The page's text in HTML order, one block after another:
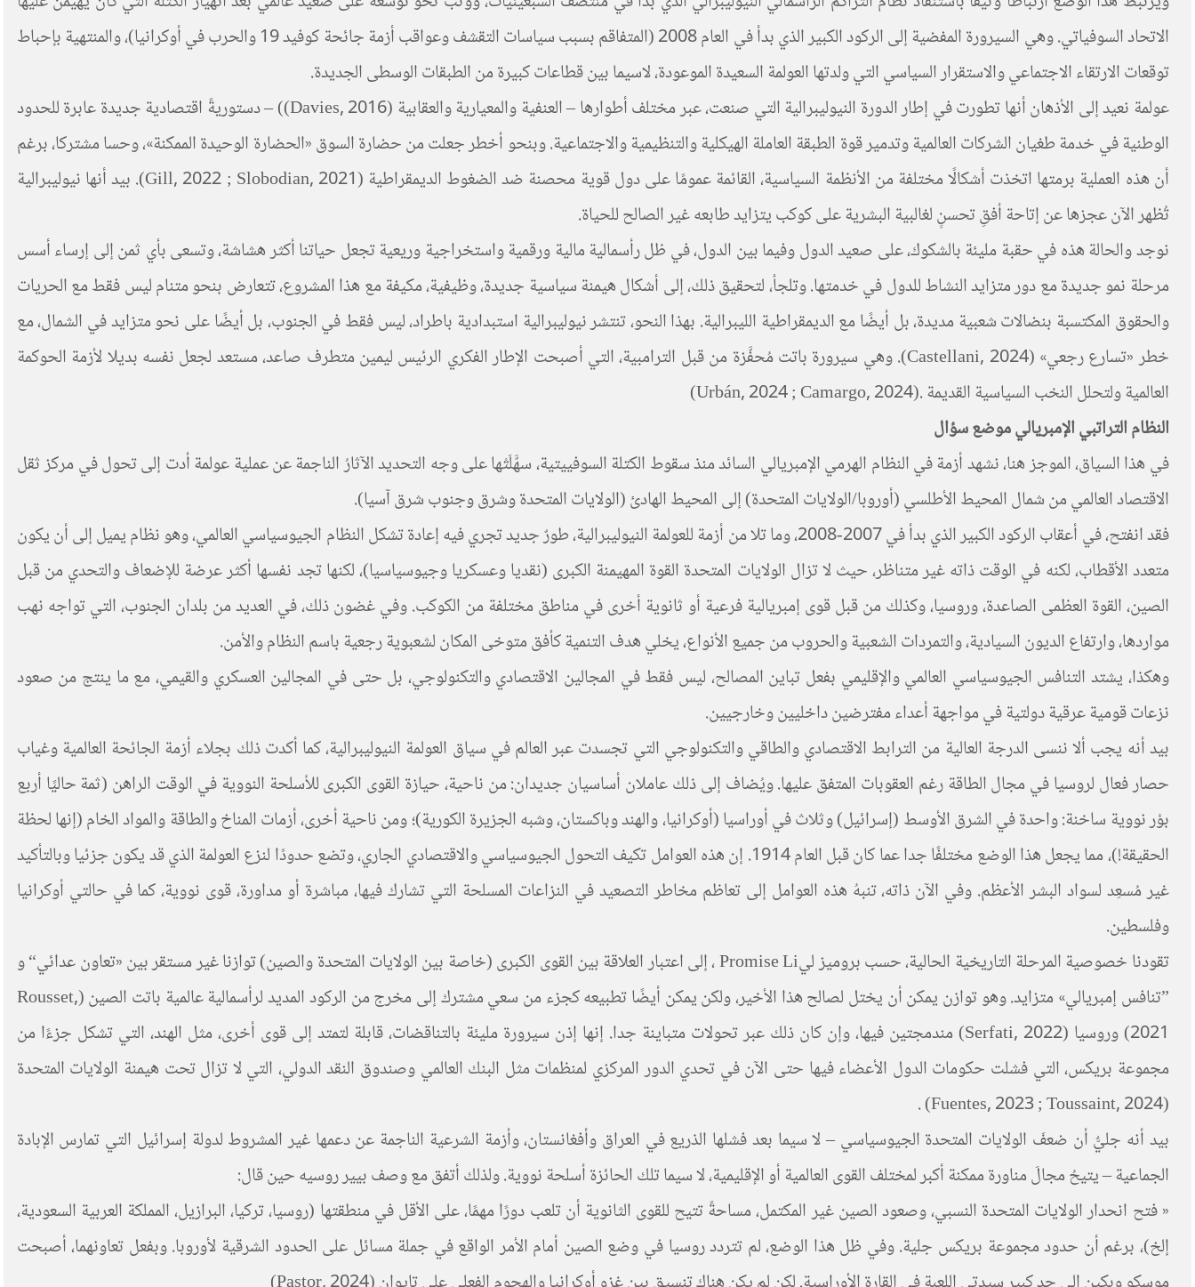
الاتحاد السوفياتي. وهي السيرورة المفضية إلى الركود الكبير الذي بدأ في العام 2008 (المتفاقم بسبب سياسات التقشف وعواقب أزمة جائحة كوفيد 19 والحرب في أوكرانيا)، والمنتهية بإحباط
توقعات الارتقاء الاجتماعي والاستقرار السياسي التي ولدتها العولمة السعيدة الموعودة، لاسيما بين قطاعات كبيرة من الطبقات الوسطى الجديدة.
عولمة نعيد إلى الأذهان أنها تطورت في إطار الدورة النيوليبرالية التي صنعت، عبر مختلف أطوارها – العنفية والمعيارية والعقابية (Davies, 2016)) – دستوريةً اقتصادية جديدة عابرة للحدود
الوطنية في خدمة طغيان الشركات العالمية وتدمير قوة الطبقة العاملة الهيكلية والتنظيمية والاجتماعية. وبنحو أخطر جعلت من حضارة السوق «الحضارة الوحيدة الممكنة»، وحسا مشتركا، برغم
أن هذه العملية برمتها اتخذت أشكالًا مختلفة من الأنظمة السياسية، القائمة عمومًا على دول قوية محصنة ضد الضغوط الديمقراطية (Gill, 2022 ; Slobodian, 2021). بيد أنها نيوليبرالية
تُظهر الآن عجزها عن إتاحة أفقِ تحسنٍ لغالبية البشرية على كوكب يتزايد طابعه غير الصالح للحياة.
نوجد والحالة هذه في حقبة مليئة بالشكوك، على صعيد الدول وفيما بين الدول، في ظل رأسمالية مالية ورقمية واستخراجية وريعية تجعل حياتنا أكثر هشاشة، وتسعى بأي ثمن إلى إرساء أسس
مرحلة نمو جديدة مع دور متزايد النشاط للدول في خدمتها. وتلجأ، لتحقيق ذلك، إلى أشكال هيمنة سياسية جديدة، وظيفية، مكيفة مع هذا المشروع، تتعارض بنحو متنام ليس فقط مع الحريات
والحقوق المكتسبة بنضالات شعبية مديدة، بل أيضًا مع الديمقراطية الليبرالية. بهذا النحو، تنتشر نيوليبرالية استبدادية باطراد، ليس فقط في الجنوب، بل أيضًا على نحو متزايد في الشمال، مع
خطر «تسارع رجعي» (Castellani, 2024). وهي سيرورة باتت مُحفَّزة من قبل الترامبية، التي أصبحت الإطار الفكري الرئيس ليمين متطرف صاعد، مستعد لجعل نفسه بديلا لأزمة الحوكمة
العالمية ولتحلل النخب السياسية القديمة .(Urbán, 2024 ; Camargo, 2024)
النظام التراتبي الإمبريالي موضع سؤال
في هذا السياق، الموجز هنا، نشهد أزمة في النظام الهرمي الإمبريالي السائد منذ سقوط الكتلة السوفييتية، سهَّلَتْها على وجه التحديد الآثارُ الناجمة عن عملية عولمة أدت إلى تحول في مركز ثقل
الاقتصاد العالمي من شمال المحيط الأطلسي (أوروبا/الولايات المتحدة) إلى المحيط الهادئ (الولايات المتحدة وشرق وجنوب شرق آسيا).
فقد انفتح، في أعقاب الركود الكبير الذي بدأ في 2007-2008، وما تلا من أزمة للعولمة النيوليبرالية، طورٌ جديد تجري فيه إعادة تشكل النظام الجيوسياسي العالمي، وهو نظام يميل إلى أن يكون
متعدد الأقطاب، لكنه في الوقت ذاته غير متناظر، حيث لا تزال الولايات المتحدة القوة المهيمنة الكبرى (نقديا وعسكريا وجيوسياسيا)، لكنها تجد نفسها أكثر عرضة للإضعاف والتحدي من قبل
الصين، القوة العظمى الصاعدة، وروسيا، وكذلك من قبل قوى إمبريالية فرعية أو ثانوية أخرى في مناطق مختلفة من الكوكب. وفي غضون ذلك، في العديد من بلدان الجنوب، التي تواجه نهب
مواردها، وارتفاع الديون السيادية، والتمردات الشعبية والحروب من جميع الأنواع، يخلي هدف التنمية كأفق متوخى المكان لشعبوية رجعية باسم النظام والأمن.
وهكذا، يشتد التنافس الجيوسياسي العالمي والإقليمي بفعل تباين المصالح، ليس فقط في المجالين الاقتصادي والتكنولوجي، بل حتى في المجالين العسكري والقيمي، مع ما ينتج من صعود
نزعات قومية عرقية دولتية في مواجهة أعداء مفترضين داخليين وخارجيين.
بيد أنه يجب ألا ننسى الدرجة العالية من الترابط الاقتصادي والطاقي والتكنولوجي التي تجسدت عبر العالم في سياق العولمة النيوليبرالية، كما أكدت ذلك بجلاء أزمة الجائحة العالمية وغياب
حصار فعال لروسيا في مجال الطاقة رغم العقوبات المتفق عليها. ويُضاف إلى ذلك عاملان أساسيان جديدان: من ناحية، حيازة القوى الكبرى للأسلحة النووية في الوقت الراهن (ثمة حاليًا أربع
بؤر نووية ساخنة: واحدة في الشرق الأوسط (إسرائيل) وثلاث في أوراسيا (أوكرانيا، والهند وباكستان، وشبه الجزيرة الكورية)؛ ومن ناحية أخرى، أزمات المناخ والطاقة والمواد الخام (إنها لحظة
الحقيقة!)، مما يجعل هذا الوضع مختلفًا جدا عما كان قبل العام 1914. إن هذه العوامل تكيف التحول الجيوسياسي والاقتصادي الجاري، وتضع حدودًا لنزع العولمة الذي قد يكون جزئيا وبالتأكيد
غير مُسعِد لسواد البشر الأعظم. وفي الآن ذاته، تنبهُ هذه العوامل إلى تعاظم مخاطر التصعيد في النزاعات المسلحة التي تشارك فيها، مباشرة أو مداورة، قوى نووية، كما في حالتي أوكرانيا
وفلسطين.
تقودنا خصوصية المرحلة التاريخية الحالية، حسب بروميز ليPromise Li ، إلى اعتبار العلاقة بين القوى الكبرى (خاصة بين الولايات المتحدة والصين) توازنا غير مستقر بين «تعاون عدائي“ و
”تنافس إمبريالي» متزايد. وهو توازن يمكن أن يختل لصالح هذا الأخير، ولكن يمكن أيضًا تطبيعه كجزء من سعي مشترك إلى مخرج من الركود المديد لرأسمالية عالمية باتت الصين (Rousset,
2021) وروسيا (Serfati, 2022) مندمجتين فيها، وإن كان ذلك عبر تحولات متباينة جدا. إنها إذن سيرورة مليئة بالتناقضات، قابلة لتمتد إلى قوى أخرى، مثل الهند، التي تشكل جزءًا من
مجموعة بريكس، التي فشلت حكومات الدول الأعضاء فيها حتى الآن في تحدي الدور المركزي لمنظمات مثل البنك العالمي وصندوق النقد الدولي، التي لا تزال تحت هيمنة الولايات المتحدة
(Fuentes, 2023 ; Toussaint, 2024) .
بيد أنه جليٌّ أن ضعفَ الولايات المتحدة الجيوسياسي – لا سيما بعد فشلها الذريع في العراق وأفغانستان، وأزمة الشرعية الناجمة عن دعمها غير المشروط لدولة إسرائيل التي تمارس الإبادة
الجماعية – يتيحُ مجالَ مناورة ممكنة أكبر لمختلف القوى العالمية أو الإقليمية، لا سيما تلك الحائزة أسلحة نووية. ولذلك أتفق مع وصف بيير روسيه حين قال:
« فتح انحدار الولايات المتحدة النسبي، وصعود الصين غير المكتمل، مساحةً تتيح للقوى الثانوية أن تلعب دورًا مهمًا، على الأقل في منطقتها (روسيا، تركيا، البرازيل، المملكة العربية السعودية،
إلخ)، برغم أن حدود مجموعة بريكس جلية. وفي ظل هذا الوضع، لم تتردد روسيا في وضع الصين أمام الأمر الواقع في جملة مسائل على الحدود الشرقية لأوروبا. وبفعل تعاونهما، أصبحت